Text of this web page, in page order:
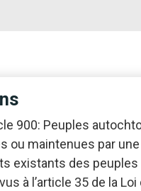
900: Peuples
ou maintenues par
existants des
à l’article 35 de la